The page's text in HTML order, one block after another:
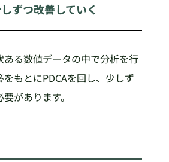
ずつ改善していく
ある数値データの中で分析を行
もとにPDCAを回し、少しず
があります。